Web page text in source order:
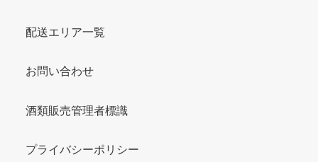
配送エリア一覧
お問い合わせ
酒類販売管理者標識
プライバシーポリシー